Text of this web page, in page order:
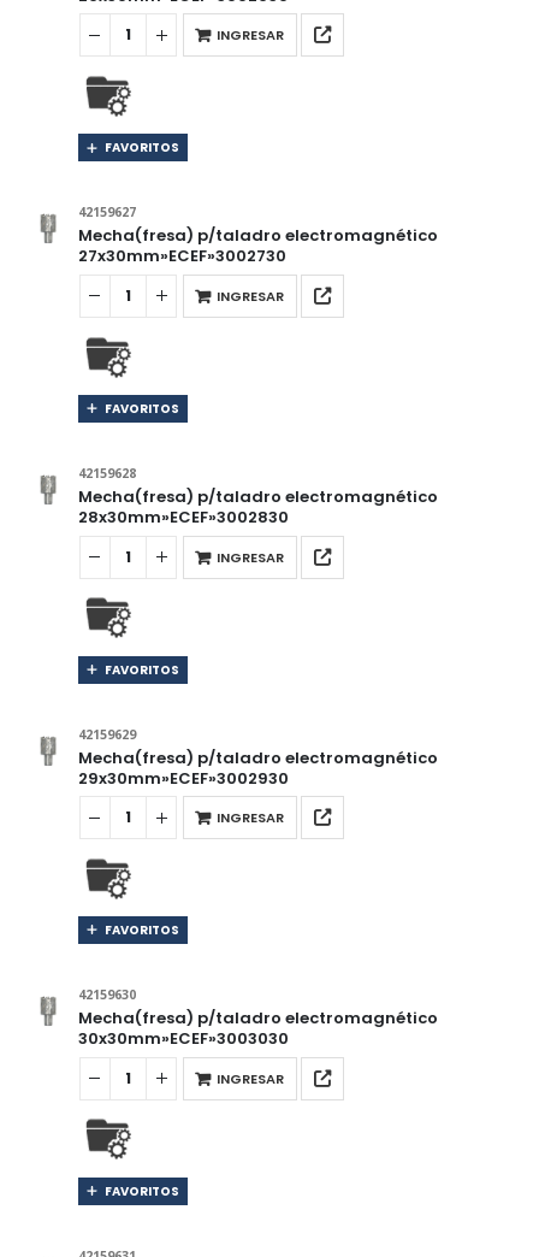
INGRESAR
FAVORITOS
42159627
Mecha(fresa) p/taladro electromagnético
27x30mm»ECEF»3002730
INGRESAR
FAVORITOS
42159628
Mecha(fresa) p/taladro electromagnético
28x30mm»ECEF»3002830
INGRESAR
FAVORITOS
42159629
Mecha(fresa) p/taladro electromagnético
29x30mm»ECEF»3002930
INGRESAR
FAVORITOS
42159630
Mecha(fresa) p/taladro electromagnético
30x30mm»ECEF»3003030
INGRESAR
FAVORITOS